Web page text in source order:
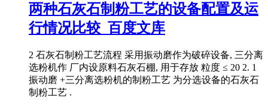
两种石灰石制粉工艺的设备配置及运
行情况比较_百度文库
2 石灰石制粉工艺流程 采用振动磨作为破碎设备, 三分离
选粉机作 厂内设原料石灰石棚, 用于存放 粒度 ≤ 20 2. 1
振动磨 +三分离选粉机的制粉工艺 为分选设备的石灰石
制粉工艺 .